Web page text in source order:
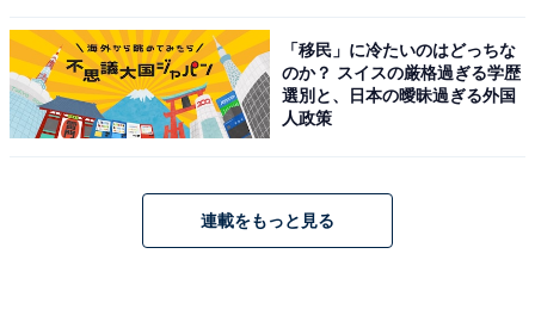
「移民」に冷たいのはどっちな
のか？ スイスの厳格過ぎる学歴
選別と、日本の曖昧過ぎる外国
人政策
連載をもっと見る